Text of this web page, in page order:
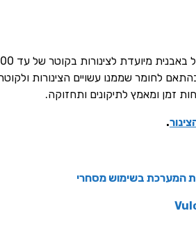
זמן ומאמץ לתיקונים ותחזוקה.
.
המערכת בשימוש מסחרי